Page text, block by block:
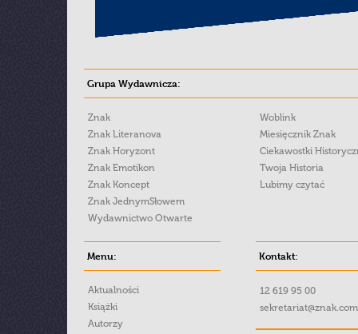
Grupa Wydawnicza:
Znak
Znak Literanova
Znak Horyzont
Znak Emotikon
Znak Koncept
Znak JednymSłowem
Wydawnictwo Otwarte
Woblink
Miesięcznik Znak
Ciekawostki
Twoja Historia
Lubimy czytać
Menu:
Aktualności
Książki
Autorzy
Kontakt:
12 619 95 00